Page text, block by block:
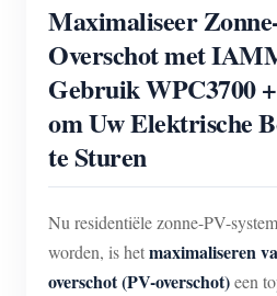
Maximaliseer
Overschot met
Gebruik WPC3700
om Uw Elektrische
te Sturen
Nu residentiële zonne-PV-
worden, is hetmaximaliseren
overschot (PV-overschot)een